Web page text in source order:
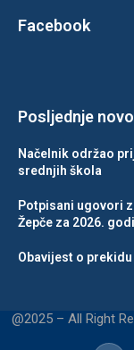
Facebook
Posljednje
Načelnik održao
srednjih škola
Potpisani ugovori
Žepče za 2026.
Obavijest o
@2025 – All Right